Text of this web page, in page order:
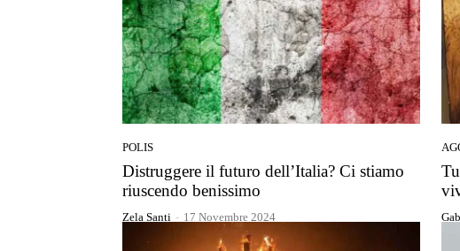
POLIS
Distruggere il futuro dell’Italia? Ci stiamo
riuscendo benissimo
Zela Santi - 17 Novembre 2024